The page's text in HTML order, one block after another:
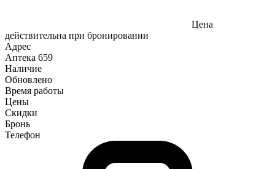
Цена
действительна при бронировании
Адрес
Аптека 659
Наличие
Обновлено
Время работы
Цены
Скидки
Бронь
Телефон